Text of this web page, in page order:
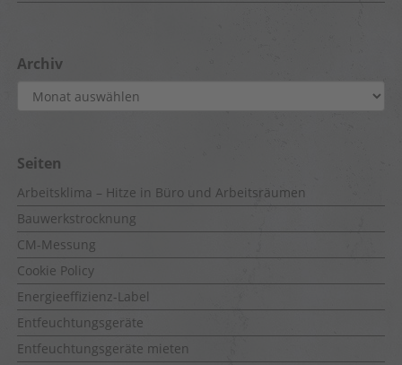
Archiv
Archiv
Seiten
Arbeitsklima – Hitze in Büro und Arbeitsräumen
Bauwerkstrocknung
CM-Messung
Cookie Policy
Energieeffizienz-Label
Entfeuchtungsgeräte
Entfeuchtungsgeräte mieten